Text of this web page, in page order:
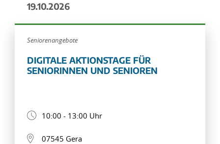
19.10.2026
Seniorenangebote
DIGITALE AKTIONSTAGE FÜR
SENIORINNEN UND SENIOREN
10:00 - 13:00 Uhr
07545 Gera